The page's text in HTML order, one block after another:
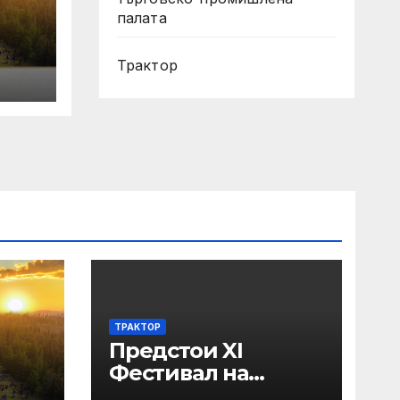
палата
Трактор
ТРАКТОР
Предстои XI
Фестивал на